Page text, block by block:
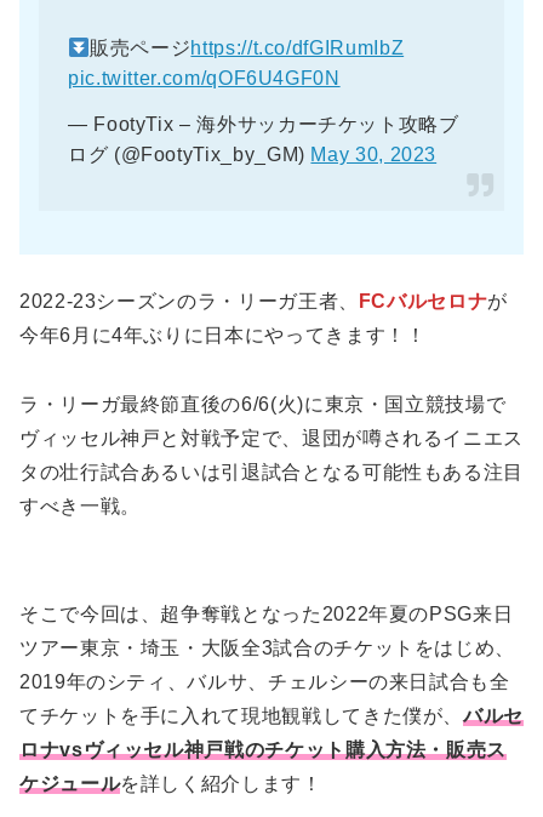
販売ページhttps://t.co/dfGIRumIbZ
pic.twitter.com/qOF6U4GF0N
— FootyTix – 海外サッカーチケット攻略ブ
ログ (@FootyTix_by_GM) May 30, 2023
2022-23シーズンのラ・リーガ王者、 FCバルセロナが
今年6月に4年ぶりに日本にやってきます！！
ラ・リーガ最終節直後の6/6(火)に東京・国立競技場で
ヴィッセル神戸と対戦予定で、退団が噂されるイニエス
タの壮行試合あるいは引退試合となる可能性もある注目
すべき一戦。
そこで今回は、超争奪戦となった2022年夏のPSG来日
ツアー東京・埼玉・大阪全3試合のチケットをはじめ、
2019年のシティ、バルサ、チェルシーの来日試合も全
てチケットを手に入れて現地観戦してきた僕が、バルセ
ロナvsヴィッセル神戸戦のチケット購入方法・販売ス
ケジュールを詳しく紹介します！